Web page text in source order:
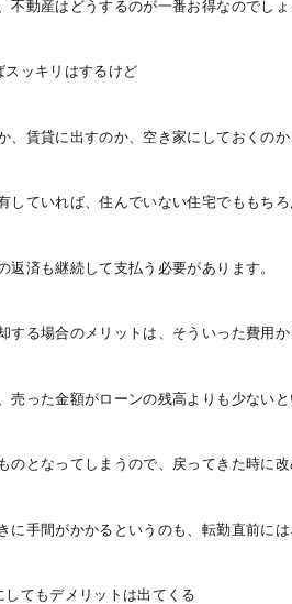
不動産はどうするのが一番お得なのでしょ
スッキリはするけど
、賃貸に出すのか、空き家にしておくの
していれば、住んでいない住宅でももちろ
返済も継続して支払う必要があります。
する場合のメリットは、そういった費用
売った金額がローンの残高よりも少ない
のとなってしまうので、戻ってきた時に
に手間がかかるというのも、転勤直前には
してもデメリットは出てくる